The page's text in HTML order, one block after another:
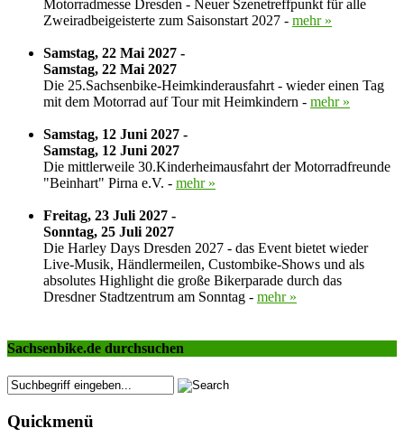
Motorradmesse Dresden - Neuer Szenetreffpunkt für alle
Zweiradbeigeisterte zum Saisonstart 2027 - mehr »
Samstag, 22 Mai 2027 -
Samstag, 22 Mai 2027
Die 25.Sachsenbike-Heimkinderausfahrt - wieder einen Tag
mit dem Motorrad auf Tour mit Heimkindern - mehr »
Samstag, 12 Juni 2027 -
Samstag, 12 Juni 2027
Die mittlerweile 30.Kinderheimausfahrt der Motorradfreunde
"Beinhart" Pirna e.V. - mehr »
Freitag, 23 Juli 2027 -
Sonntag, 25 Juli 2027
Die Harley Days Dresden 2027 - das Event bietet wieder
Live-Musik, Händlermeilen, Custombike-Shows und als
absolutes Highlight die große Bikerparade durch das
Dresdner Stadtzentrum am Sonntag - mehr »
Sachsenbike.de durchsuchen
Quickmenü